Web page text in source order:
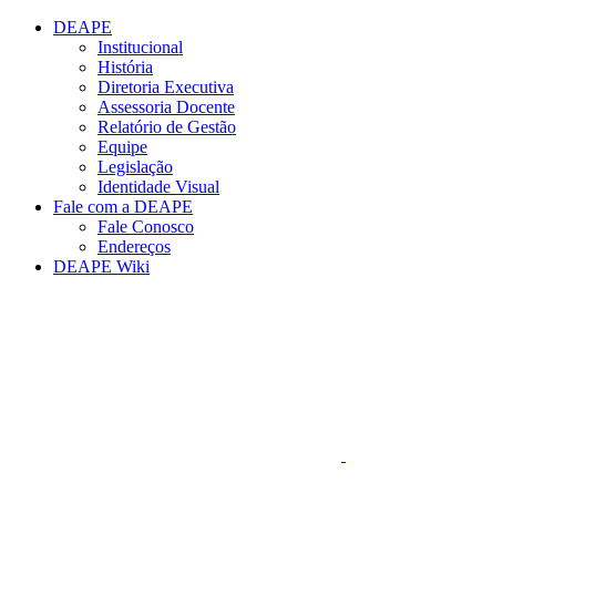
Conteúdo principal
DEAPE
Institucional
História
Diretoria Executiva
Assessoria Docente
Relatório de Gestão
Equipe
Legislação
Identidade Visual
Fale com a DEAPE
Fale Conosco
Endereços
DEAPE Wiki